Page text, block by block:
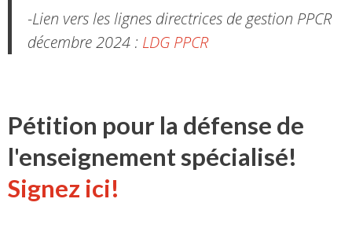
-Lien vers les lignes directrices de gestion PPCR
décembre 2024 : LDG PPCR
Pétition pour la défense de
l'enseignement spécialisé!
Signez ici!